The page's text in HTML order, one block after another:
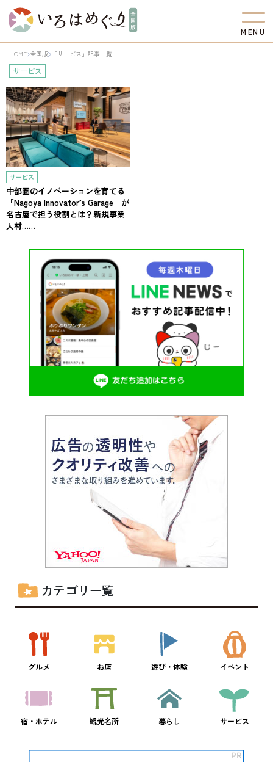
M EN U
HOME 全国版 「サービス」記事一覧
サービス
サービス
中部圏のイノベーションを育てる
「Nagoya Innovator’s Garage」が
名古屋で担う役割とは？新規事業
人材……
カテゴリ一覧
グルメ お店 遊び・体験 イベント
宿・ホテル 観光名所 暮らし サービス